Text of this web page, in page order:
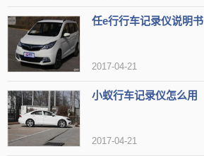
第5名：小米小蚁行车记录仪
任e行行车记录仪说明书
2017-04-21
小蚁行车记录仪怎么用
2017-04-21